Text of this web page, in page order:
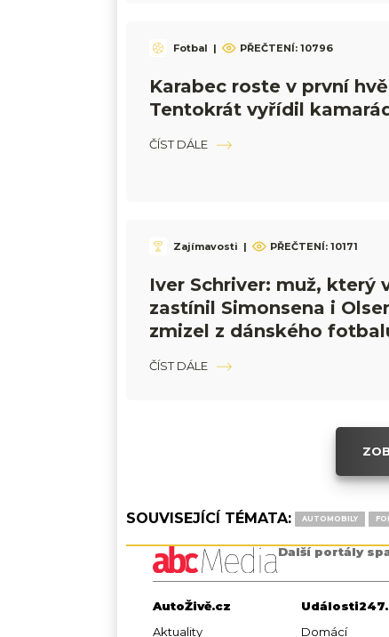
Fotbal | PŘEČTENÍ: 10796
Karabec roste v první
Tentokrát vyřídil
ČÍST DÁLE
Zajímavosti | PŘEČTENÍ: 10171
Iver Schriver: muž, který
zastínil Simonsena i
zmizel z dánského
ČÍST DÁLE
SOUVISEJÍCÍ TÉMATA: AUTOMOBILY
Další portály
AutoŽivě.cz
Aktuality
Domácí